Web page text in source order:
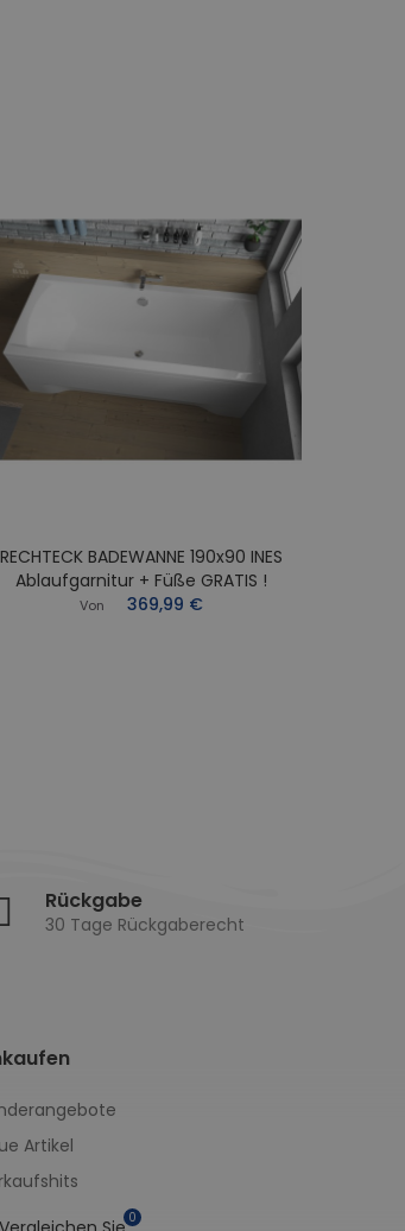
RECHTECK BADEWANNE 190x90 INES
Ablaufgarnitur + Füße GRATIS !
Von 369,99 €
Rückgabe
30 Tage Rückgaberecht
Artikel
0